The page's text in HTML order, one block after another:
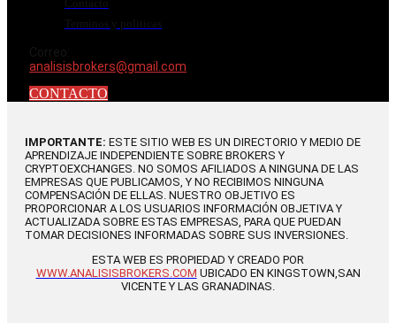
analisisbrokers@gmail.com
CONTACTO
IMPORTANTE: ESTE SITIO WEB ES UN DIRECTORIO Y MEDIO DE
APRENDIZAJE INDEPENDIENTE SOBRE BROKERS Y
CRYPTOEXCHANGES. NO SOMOS AFILIADOS A NINGUNA DE LAS
EMPRESAS QUE PUBLICAMOS, Y NO RECIBIMOS NINGUNA
COMPENSACIÓN DE ELLAS. NUESTRO OBJETIVO ES
PROPORCIONAR A LOS USUARIOS INFORMACIÓN OBJETIVA Y
ACTUALIZADA SOBRE ESTAS EMPRESAS, PARA QUE PUEDAN
TOMAR DECISIONES INFORMADAS SOBRE SUS INVERSIONES.
ESTA WEB ES PROPIEDAD Y CREADO POR
WWW.ANALISISBROKERS.COM UBICADO EN KINGSTOWN,SAN
VICENTE Y LAS GRANADINAS.